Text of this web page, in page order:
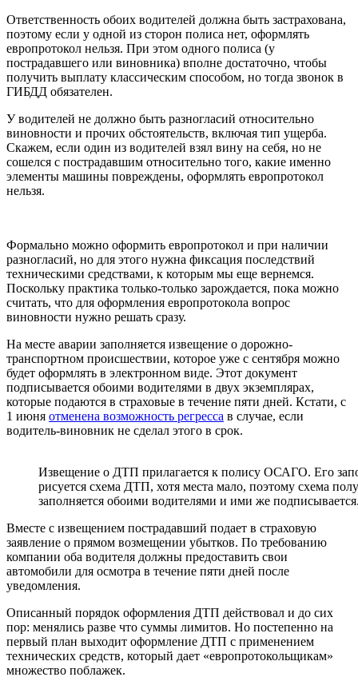
Ответственность обоих водителей должна быть застрахована,
поэтому если у одной из сторон полиса нет, оформлять
европротокол нельзя. При этом одного полиса (у
пострадавшего или виновника) вполне достаточно, чтобы
получить выплату классическим способом, но тогда звонок в
ГИБДД обязателен.
У водителей не должно быть разногласий относительно
виновности и прочих обстоятельств, включая тип ущерба.
Скажем, если один из водителей взял вину на себя, но не
сошелся с пострадавшим относительно того, какие именно
элементы машины повреждены, оформлять европротокол
нельзя.
Формально можно оформить европротокол и при наличии
разногласий, но для этого нужна фиксация последствий
техническими средствами, к которым мы еще вернемся.
Поскольку практика только-только зарождается, пока можно
считать, что для оформления европротокола вопрос
виновности нужно решать сразу.
На месте аварии заполняется извещение о дорожно-
транспортном происшествии, которое уже с сентября можно
будет оформлять в электронном виде. Этот документ
подписывается обоими водителями в двух экземплярах,
которые подаются в страховые в течение пяти дней. Кстати, с
1 июня отменена возможность регресса в случае, если
водитель-виновник не сделал этого в срок.
Извещение о ДТП прилагается к полису ОСАГО. Его
рисуется схема ДТП, хотя места мало, поэтому схема
заполняется обоими водителями и ими же
Вместе с извещением пострадавший подает в страховую
заявление о прямом возмещении убытков. По требованию
компании оба водителя должны предоставить свои
автомобили для осмотра в течение пяти дней после
уведомления.
Описанный порядок оформления ДТП действовал и до сих
пор: менялись разве что суммы лимитов. Но постепенно на
первый план выходит оформление ДТП с применением
технических средств, который дает «европротокольщикам»
множество поблажек.